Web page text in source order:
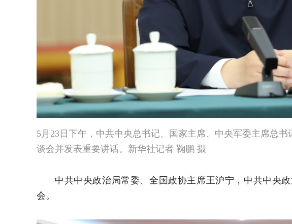
5月23日下午，中共中央总书记、国家主席、中央军委主席总
谈会并发表重要讲话。新华社记者 鞠鹏 摄
中共中央政治局常委、全国政协主席王沪宁，中共中央
会。